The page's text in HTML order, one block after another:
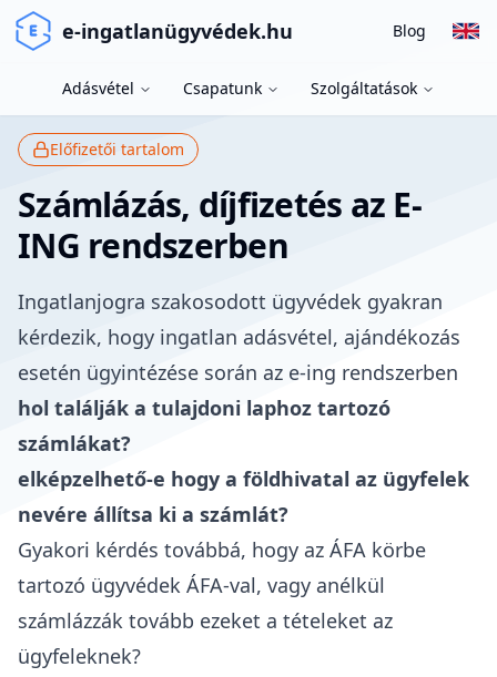
e-ingatlanügyvédek.hu Blog
Adásvétel Csapatunk Szolgáltatások
Előfizetői tartalom
Számlázás, díjfizetés az E-
ING rendszerben
Ingatlanjogra szakosodott ügyvédek gyakran
kérdezik, hogy ingatlan adásvétel, ajándékozás
esetén ügyintézése során az e-ing rendszerben
hol találják a tulajdoni laphoz tartozó
számlákat?
elképzelhető-e hogy a földhivatal az ügyfelek
nevére állítsa ki a számlát?
Gyakori kérdés továbbá, hogy az ÁFA körbe
tartozó ügyvédek ÁFA-val, vagy anélkül
számlázzák tovább ezeket a tételeket az
ügyfeleknek?